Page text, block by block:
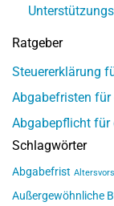
Ratgeber
Steuererklärung
Abgabefristen für
Abgabepflicht für
Schlagwörter
Abgabefrist
Außergewöhnliche